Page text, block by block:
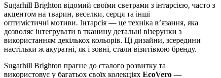
Sugarhill Brighton відомий своїми светрами з інтарсією, часто з
акцентом на тварин, веселки, серця та інші
оптимістичні мотиви. Інтарсія — це техніка в’язання, яка
дозволяє інтегрувати в тканину детальні візерунки з
використанням декількох кольорів. Ці дизайни, зсередини
настільки ж акуратні, як і зовні, стали візитівкою бренду.
Sugarhill Brighton прагне до сталого розвитку та
використовує у багатьох своїх колекціях EcoVero —